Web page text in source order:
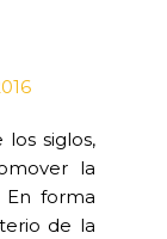
los siglos,
la
forma
de la